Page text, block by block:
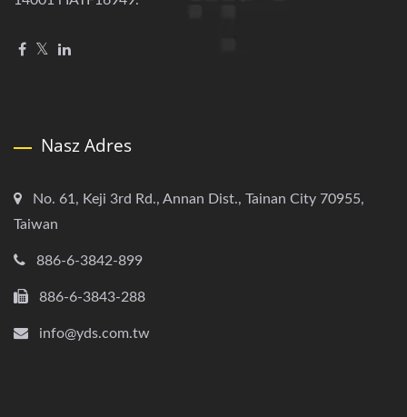
Nasz Adres
No. 61, Keji 3rd Rd., Annan Dist., Tainan City 70955,
Taiwan
886-6-3842-899
886-6-3843-288
info@yds.com.tw